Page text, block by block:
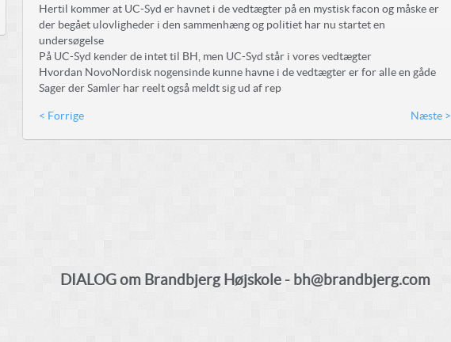
Hertil kommer at UC-Syd er havnet i de vedtægter på en mystisk facon og måske er
der begået ulovligheder i den sammenhæng og politiet har nu startet en
undersøgelse
På UC-Syd kender de intet til BH, men UC-Syd står i vores vedtægter
Hvordan NovoNordisk nogensinde kunne havne i de vedtægter er for alle en gåde
Sager der Samler har reelt også meldt sig ud af rep
< Forrige Næste >
DIALOG om Brandbjerg Højskole - bh@brandbjerg.com